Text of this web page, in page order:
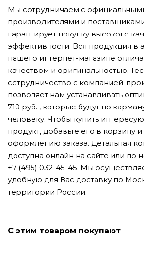
Мы сотрудничаем с
производителями и
гарантирует покупку высокого
эффективности. Вся продукция в
нашего интернет-магазине
качеством и оригинальностью.
сотрудничество с компанией-
позволяет нам устанавливать
710 руб. , которые будут по
человеку. Чтобы купить
продукт, добавьте его в корзину
оформлению заказа. Детальная
доступна онлайн на сайте или по
+7 (495) 032-45-45. Мы
удобную для Вас доставку по
территории России.
С этим товаром покупают